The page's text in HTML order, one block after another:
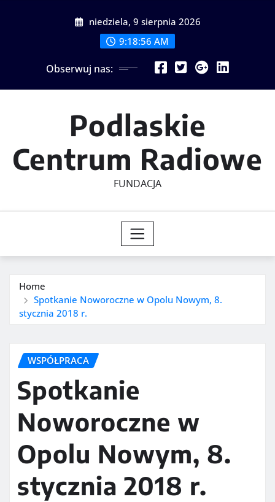
niedziela, 9 sierpnia 2026
9:18:58 AM
Obserwuj nas:
Podlaskie
Centrum Radiowe
FUNDACJA
Home
Spotkanie Noworoczne w Opolu Nowym, 8.
stycznia 2018 r.
WSPÓŁPRACA
Spotkanie
Noworoczne w
Opolu Nowym, 8.
stycznia 2018 r.